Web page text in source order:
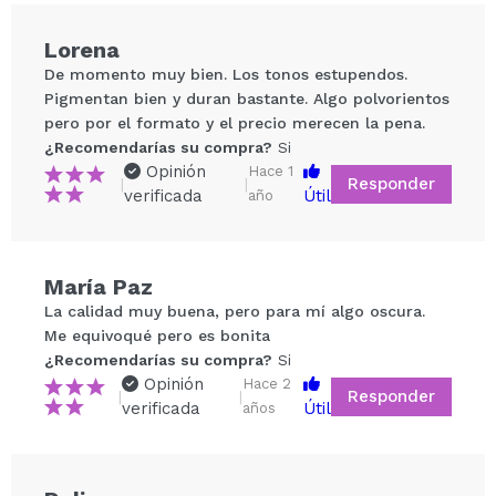
Tu vídeo podría ser el primero. Imagínatelo...
¿Recomendarías su compra?
5/5
Lorena
De momento muy bien. Los tonos estupendos.
Pigmentan bien y duran bastante. Algo polvorientos
pero por el formato y el precio merecen la pena.
¿Recomendarías su compra? Si
|
Opinión
verificada
|
Hace 1
año
Útil
Responder
María Paz
La calidad muy buena, pero para mí algo oscura.
Me equivoqué pero es bonita
¿Recomendarías su compra? Si
|
Opinión
verificada
|
Hace 2
años
Útil
Responder